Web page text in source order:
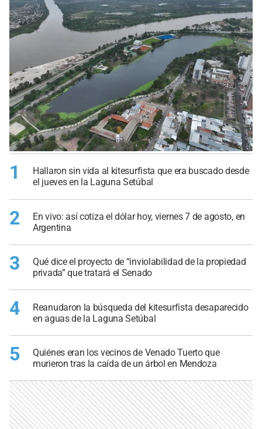
1
Hallaron sin vida al kitesurfista que era buscado desde
el jueves en la Laguna Setúbal
2
En vivo: así cotiza el dólar hoy, viernes 7 de agosto, en
Argentina
3
Qué dice el proyecto de “inviolabilidad de la propiedad
privada” que tratará el Senado
4
Reanudaron la búsqueda del kitesurfista desaparecido
en aguas de la Laguna Setúbal
5
Quiénes eran los vecinos de Venado Tuerto que
murieron tras la caída de un árbol en Mendoza